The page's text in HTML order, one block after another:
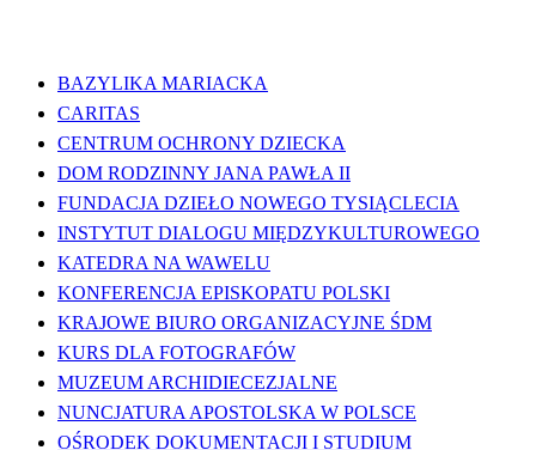
BAZYLIKA MARIACKA
CARITAS
CENTRUM OCHRONY DZIECKA
DOM RODZINNY JANA PAWŁA II
FUNDACJA DZIEŁO NOWEGO TYSIĄCLECIA
INSTYTUT DIALOGU MIĘDZYKULTUROWEGO
KATEDRA NA WAWELU
KONFERENCJA EPISKOPATU POLSKI
KRAJOWE BIURO ORGANIZACYJNE ŚDM
KURS DLA FOTOGRAFÓW
MUZEUM ARCHIDIECEZJALNE
NUNCJATURA APOSTOLSKA W POLSCE
OŚRODEK DOKUMENTACJI I STUDIUM